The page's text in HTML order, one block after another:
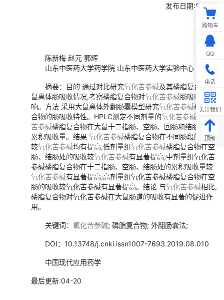
发布日期:04-20
陈新梅 赵元 郭辉
山东中医药大学药学院 山东中医药大学实验中心
摘要：目的 通过对比研究氧化苦参碱及其磷脂复合物大
鼠离体肠吸收情况,考察磷脂复合物对氧化苦参碱肠吸收的影
响。方法 采用大鼠离体外翻肠囊模型研究氧化苦参碱磷脂复
合物的肠吸收特性。HPLC测定不同剂量的氧化苦参碱
苦参碱磷脂复合物在大鼠十二指肠、空肠、回肠和结肠内的
累积吸收量。结果 氧化苦参碱磷脂复合物在不同肠段的吸收
较氧化苦参碱均有提高,低剂量组氧化苦参碱磷脂复合物在空
肠、结肠处的吸收较氧化苦参碱有显著提高;中剂量组氧化苦
参碱磷脂复合物在十二指肠、空肠、结肠处的累积吸收量较
氧化苦参碱有显著提高;高剂量组氧化苦参碱磷脂复合物在空
肠的吸收较氧化苦参碱有显著提高。结论 与氧化苦参碱相比,
磷脂复合物对氧化苦参碱在大鼠肠道的吸收有显著的促进作
用。
关键词： 氧化苦参碱; 磷脂复合物; 外翻肠囊法;
DOI：10.13748/j.cnki.issn1007-7693.2019.08.010
中国现代应用药学
最后更新:04-20
购物车
QQ
电话
关注我们
顶部